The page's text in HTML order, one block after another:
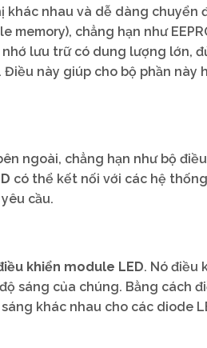
nhau và dễ dàng chuyển
chẳng hạn như
lưu trữ có dung lượng lớn,
này giúp cho bộ phần này
ngoài, chẳng hạn như bộ
có thể kết nối với các hệ
cầu.
khiển module LED. Nó điều
sáng của chúng. Bằng cách
khác nhau cho các diode